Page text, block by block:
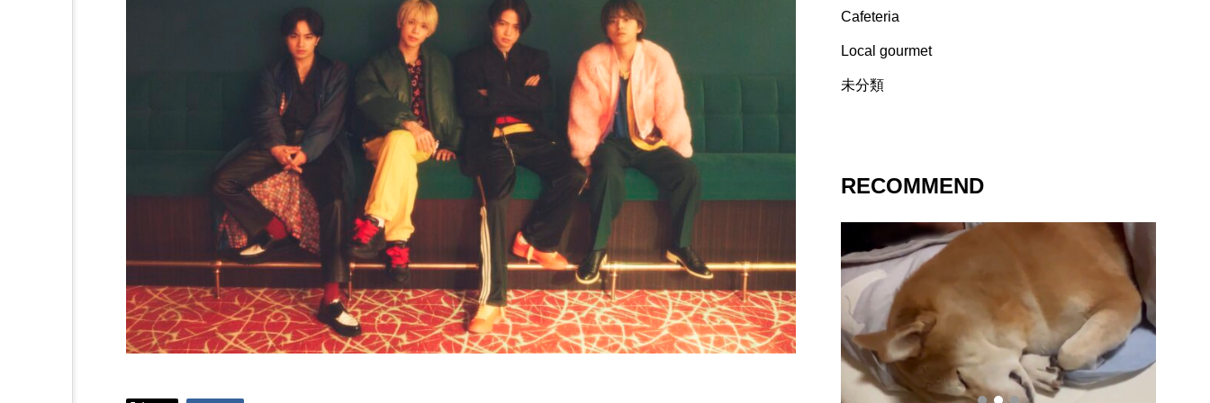
Cafeteria
Local gourmet
未分類
RECOMMEND